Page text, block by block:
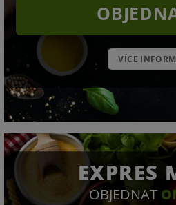
VÍCE
EXPRES
OBJEDNAT